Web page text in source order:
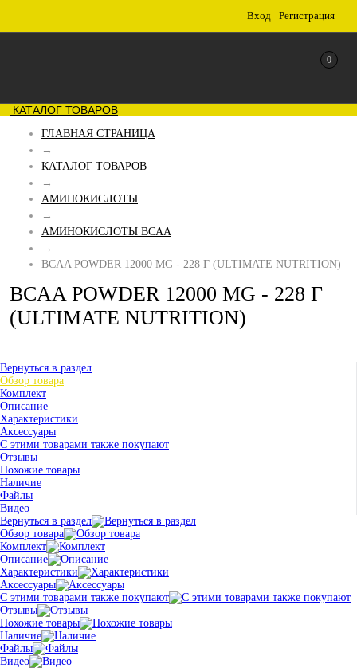
Вход Регистрация
0
КАТАЛОГ ТОВАРОВ
ГЛАВНАЯ СТРАНИЦА
→
КАТАЛОГ ТОВАРОВ
→
АМИНОКИСЛОТЫ
→
АМИНОКИСЛОТЫ BCAA
→
BCAA POWDER 12000 MG - 228 Г (ULTIMATE NUTRITION)
BCAA POWDER 12000 MG - 228 Г
(ULTIMATE NUTRITION)
Вернуться в раздел
Обзор товара
Комплект
Описание
Характеристики
Аксессуары
С этими товарами также покупают
Отзывы
Похожие товары
Наличие
Файлы
Видео
Вернуться в раздел
Обзор товара
Комплект
Описание
Характеристики
Аксессуары
С этими товарами также покупают
Отзывы
Похожие товары
Наличие
Файлы
Видео